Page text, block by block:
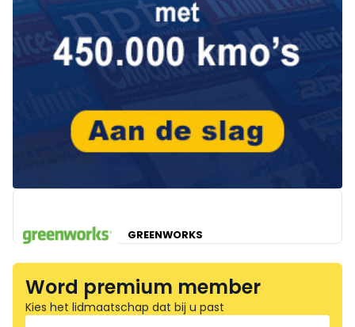
GREENWORKS
Word premium member
Kies het lidmaatschap dat bij u past